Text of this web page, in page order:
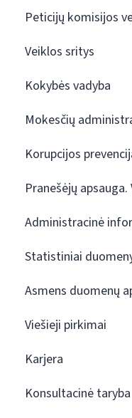
Peticijų komisijos
Veiklos sritys
Kokybės vadyba
Mokesčių
Korupcijos
Pranešėjų
Administracinė
Statistiniai
Asmens duomenų
Viešieji pirkimai
Karjera
Konsultacinė taryba